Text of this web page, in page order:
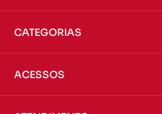
CATEGORIAS
ACESSOS